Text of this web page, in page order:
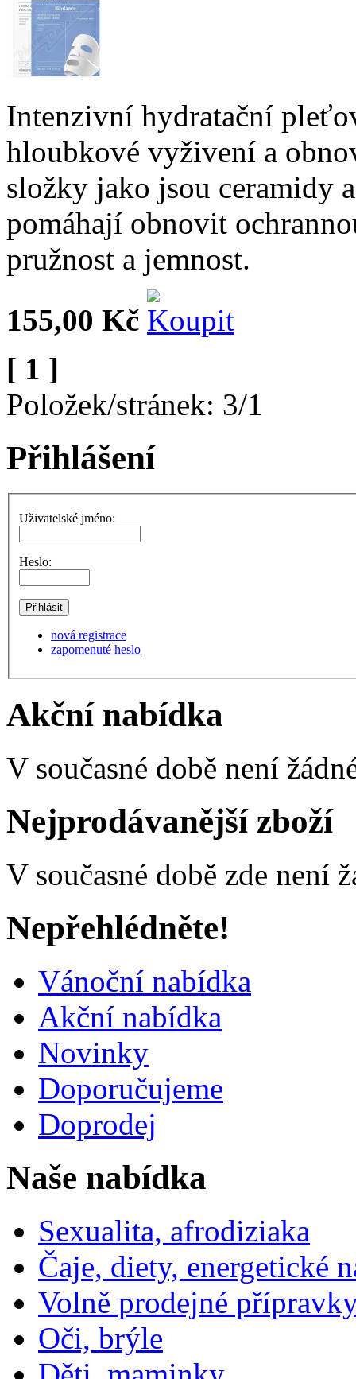
Intenzivní hydratační
hloubkové vyživení a
složky jako jsou ceramidy
pomáhají obnovit
pružnost a jemnost.
155,00 Kč
[ 1 ]
Položek/stránek: 3/1
Přihlášení
Uživatelské jméno:
Heslo:
nová registrace
zapomenuté heslo
Akční nabídka
V současné době není
Nejprodávanější zboží
V současné době zde není
Nepřehlédněte!
Vánoční nabídka
Akční nabídka
Novinky
Doporučujeme
Doprodej
Naše nabídka
Sexualita, afrodiziaka
Čaje, diety, energetické
Volně prodejné
Oči, brýle